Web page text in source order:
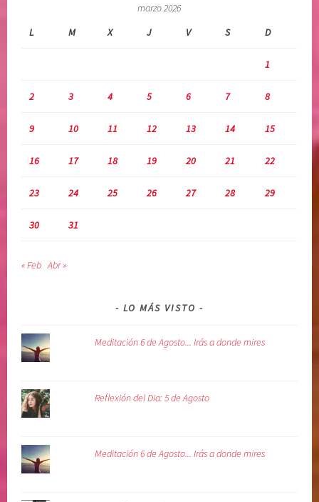
marzo 2026
L
M X J V S D
1
2 3 4 5 6 7 8
9 10 11 12 13 14 15
16 17 18 19 20 21 22
23 24 25 26 27 28 29
30 31
« Feb Abr »
LO MÁS VISTO
Meditación 6 de Agosto... Irás a donde mires
Reflexión del Dia: 5 de Agosto
Meditación 6 de Agosto... Irás a donde mires